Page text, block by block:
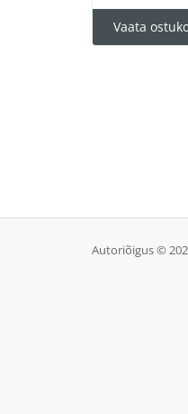
Vaata
Autoriõigus ©